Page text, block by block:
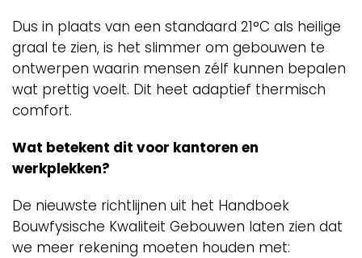
Dus in plaats van een standaard 21°C als heilige
graal te zien, is het slimmer om gebouwen te
ontwerpen waarin mensen zélf kunnen bepalen
wat prettig voelt. Dit heet adaptief thermisch
comfort.
Wat betekent dit voor kantoren en
werkplekken?
De nieuwste richtlijnen uit het Handboek
Bouwfysische Kwaliteit Gebouwen laten zien dat
we meer rekening moeten houden met: